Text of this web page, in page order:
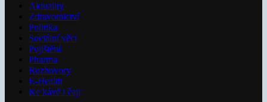
Aktuality
Zdravotnictví
Politika
Sociální věci
Pojištění
Pharma
Rozhovory
E-Health
Ke kávě i čaji